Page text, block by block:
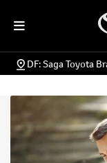
DF: Saga Toyota